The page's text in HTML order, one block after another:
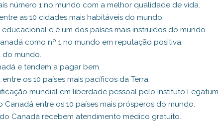
número 1 no mundo com a melhor qualidade de vida.
as 10 cidades mais habitáveis do mundo.
e é um dos países mais instruídos do mundo.
como nº 1 no mundo em reputação positiva.
do mundo.
e tendem a pagar bem.
os 10 países mais pacíficos da Terra.
mundial em liberdade pessoal pelo Instituto Legatum.
entre os 10 países mais prósperos do mundo.
Canadá recebem atendimento médico gratuito.